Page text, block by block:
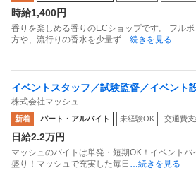
時給1,400円
香りを楽しめる香りのECショップです。 フル
方や、流行りの香水を少量ず…続きを見る
イベントスタッフ／試験監督／イベント
株式会社マッシュ
新着 パート・アルバイト 未経験OK 交通費
日給2.2万円
マッシュのバイトは単発・短期OK！イベントバ
盛り！マッシュで充実した毎日 …続きを見る